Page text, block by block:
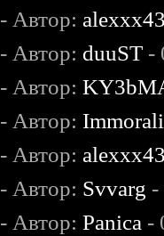
- Автор:
- Автор: duuST -
- Автор:
- Автор:
- Автор:
- Автор: Svvarg -
- Автор:Panica -